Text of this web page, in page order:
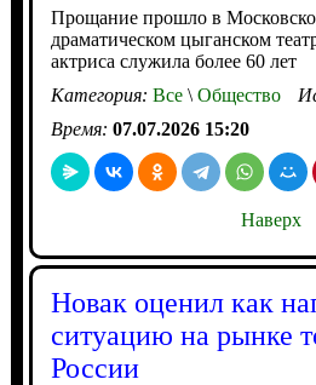
Прощание прошло в
драматическом цыганском
актриса служила более 60 лет
Категория: Все\Общество
Время: 07.07.2026 15:20
Наверх
Новак оценил как
ситуацию на рынке
России